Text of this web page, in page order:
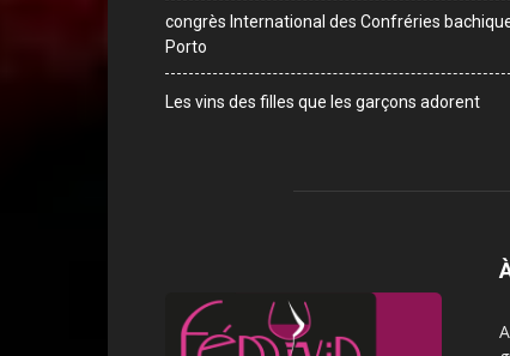
congrès International des Confréries
Porto
Les vins des filles que les garçons adorent